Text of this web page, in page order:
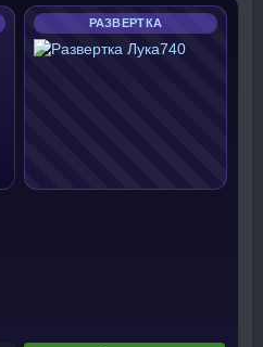
РАЗВЕРТКА